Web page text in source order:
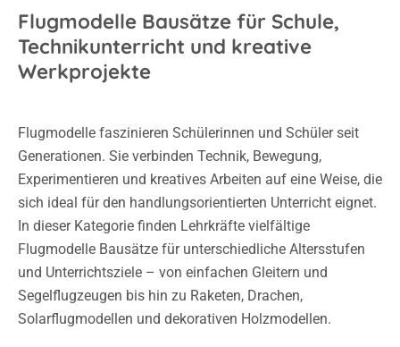
Flugmodelle Bausätze für Schule,
Technikunterricht und kreative
Werkprojekte
Flugmodelle faszinieren Schülerinnen und Schüler seit
Generationen. Sie verbinden Technik, Bewegung,
Experimentieren und kreatives Arbeiten auf eine Weise, die
sich ideal für den handlungsorientierten Unterricht eignet.
In dieser Kategorie finden Lehrkräfte vielfältige
Flugmodelle Bausätze für unterschiedliche Altersstufen
und Unterrichtsziele – von einfachen Gleitern und
Segelflugzeugen bis hin zu Raketen, Drachen,
Solarflugmodellen und dekorativen Holzmodellen.